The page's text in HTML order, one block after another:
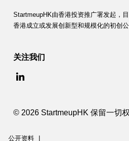
StartmeupHK由香港投资推广署发起，
香港成立或发展创新型和规模化的初创公
关注我们
© 2026 StartmeupHK 保留一切
公开资料